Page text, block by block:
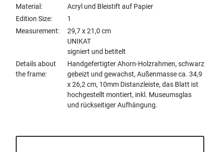
Material
Acryl und Bleistift auf Papier
Edition Size
1
Measurement
29,7 x 21,0 cm
UNIKAT
signiert und betitelt
Details about
the frame
Handgefertigter Ahorn-Holzrahmen, schwarz
gebeizt und gewachst, Außenmasse ca. 34,9
x 26,2 cm, 10mm Distanzleiste, das Blatt ist
hochgestellt montiert, inkl. Museumsglas
und rückseitiger Aufhängung.